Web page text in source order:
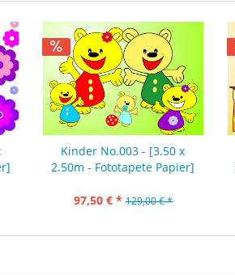
Kinder No.003 - [3.50 x
2.50m - Fototapete Papier]
97,50 € * 129,00 € *